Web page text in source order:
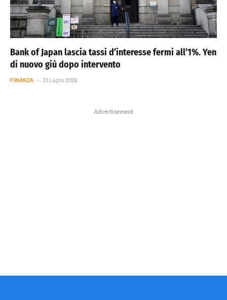
Bank of Japan lascia tassi d’interesse fermi all’1%. Yen
di nuovo giù dopo intervento
FINANZA 31 Luglio 2026
Advertisement